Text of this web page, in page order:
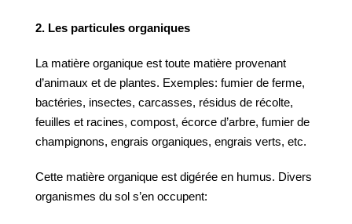
2. Les particules organiques
La matière organique est toute matière provenant
d’animaux et de plantes. Exemples: fumier de ferme,
bactéries, insectes, carcasses, résidus de récolte,
feuilles et racines, compost, écorce d’arbre, fumier de
champignons, engrais organiques, engrais verts, etc.
Cette matière organique est digérée en humus. Divers
organismes du sol s’en occupent: